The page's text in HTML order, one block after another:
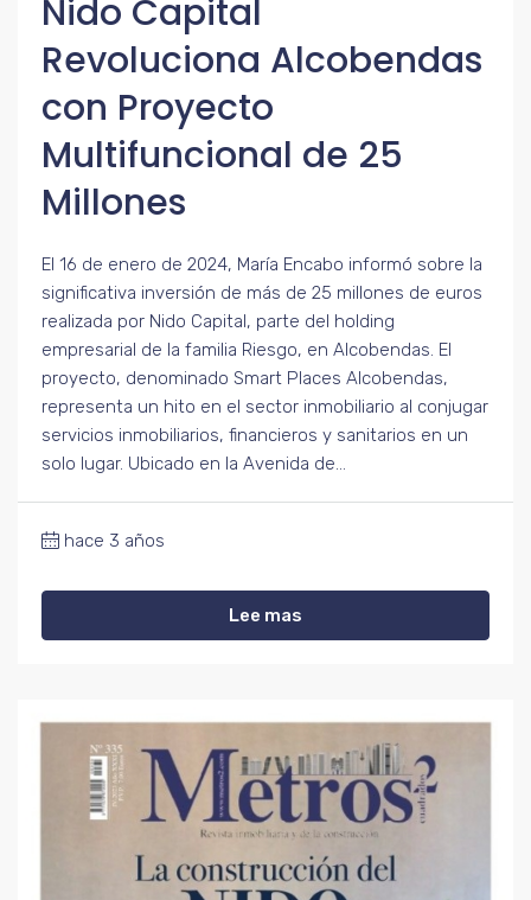
Nido Capital
Revoluciona Alcobendas
con Proyecto
Multifuncional de 25
Millones
El 16 de enero de 2024, María Encabo informó sobre la
significativa inversión de más de 25 millones de euros
realizada por Nido Capital, parte del holding
empresarial de la familia Riesgo, en Alcobendas. El
proyecto, denominado Smart Places Alcobendas,
representa un hito en el sector inmobiliario al conjugar
servicios inmobiliarios, financieros y sanitarios en un
solo lugar. Ubicado en la Avenida de...
hace 3 años
Lee mas